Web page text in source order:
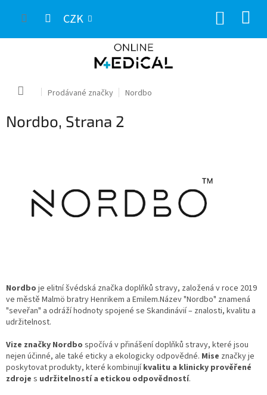
CZK
Domů Prodávané značky Nordbo
Nordbo, Strana 2
Nordbo je elitní švédská značka doplňků stravy, založená v roce 2019
ve městě Malmö bratry Henrikem a Emilem.Název "Nordbo" znamená
"seveřan" a odráží hodnoty spojené se Skandinávií – znalosti, kvalitu a
udržitelnost.
Vize značky Nordbo spočívá v přinášení doplňků stravy, které jsou
nejen účinné, ale také eticky a ekologicky odpovědné. Mise značky je
poskytovat produkty, které kombinujíkvalitu a klinicky prověřené
zdroje s udržitelností a etickou odpovědností.